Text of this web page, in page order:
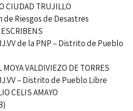
CIUDAD TRUJILLO
Riesgos de Desastres
ESCRIBENS
de la PNP – Distrito de Pueblo
VALDIVIEZO DE TORRES
– Distrito de Pueblo Libre
CELIS AMAYO